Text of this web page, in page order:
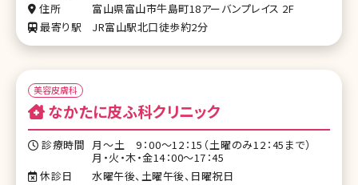
住所
富山県富山市牛島町18アーバンプレイス 2F
最寄り駅
JR富山駅北口徒歩約2分
美容皮膚科
なかたに皮ふ科クリニック
診療時間 月〜土 9：00～12：15（土曜のみ12：45まで）
月・火・木・金14：00～17：45
休診日
水曜午後、土曜午後、日曜祝日